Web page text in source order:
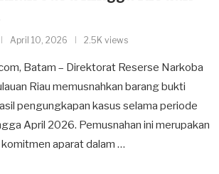
April 10, 2026 2.5K views
Batam – Direktorat Reserse Narkoba
Riau memusnahkan barang bukti
pengungkapan kasus selama periode
April 2026. Pemusnahan ini merupakan
aparat dalam …